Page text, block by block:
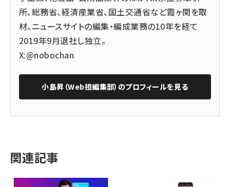
所、総務省、経済産業省、国土交通省など霞ヶ関を取
材。ニュースサイトの編集・編成業務の10年を経て
2019年9月退社し独立。
X:@nobochan
小島昇（Web担編集部） のプロフィールを見る
関連記事